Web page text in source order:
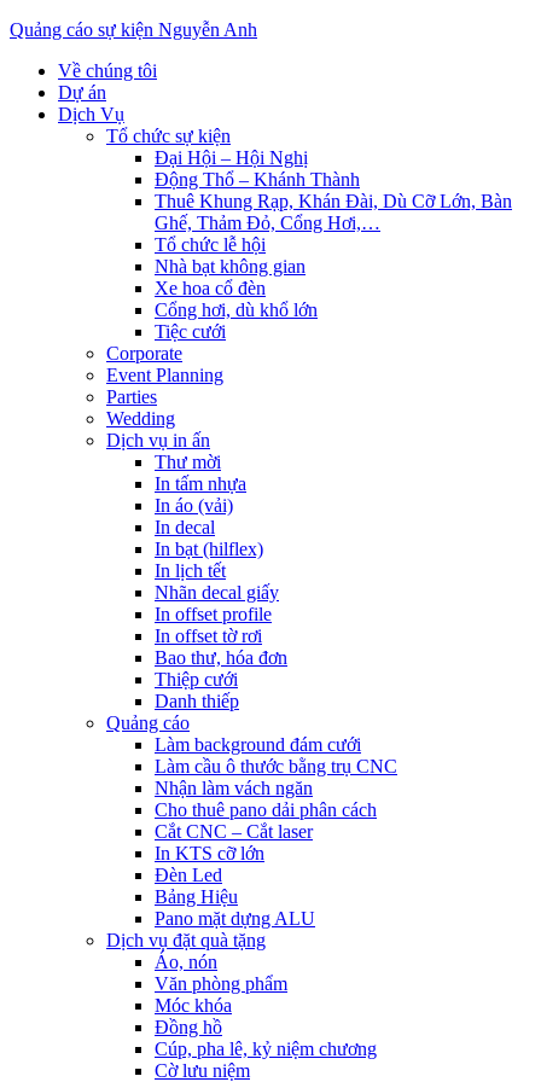
Quảng cáo sự kiện Nguyễn Anh
Về chúng tôi
Dự án
Dịch Vụ
Tổ chức sự kiện
Đại Hội – Hội Nghị
Động Thổ – Khánh Thành
Thuê Khung Rạp, Khán Đài, Dù Cỡ Lớn, Bàn
Ghế, Thảm Đỏ, Cổng Hơi,…
Tổ chức lễ hội
Nhà bạt không gian
Xe hoa cổ đèn
Cổng hơi, dù khổ lớn
Tiệc cưới
Corporate
Event Planning
Parties
Wedding
Dịch vụ in ấn
Thư mời
In tấm nhựa
In áo (vải)
In decal
In bạt (hilflex)
In lịch tết
Nhãn decal giấy
In offset profile
In offset tờ rơi
Bao thư, hóa đơn
Thiệp cưới
Danh thiếp
Quảng cáo
Làm background đám cưới
Làm cầu ô thước bằng trụ CNC
Nhận làm vách ngăn
Cho thuê pano dải phân cách
Cắt CNC – Cắt laser
In KTS cỡ lớn
Đèn Led
Bảng Hiệu
Pano mặt dựng ALU
Dịch vụ đặt quà tặng
Áo, nón
Văn phòng phẩm
Móc khóa
Đồng hồ
Cúp, pha lê, kỷ niệm chương
Cờ lưu niệm